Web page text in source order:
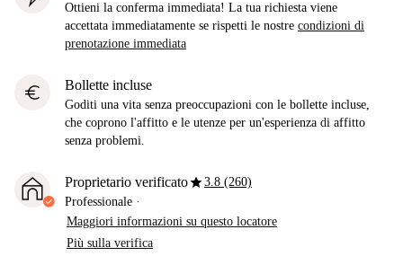
Ottieni la conferma immediata! La tua richiesta viene
accettata immediatamente se rispetti le nostre condizioni di
prenotazione immediata
euro Bollette incluse
Goditi una vita senza preoccupazioni con le bollette incluse,
che coprono l'affitto e le utenze per un'esperienza di affitto
senza problemi.
Proprietario verificatostar3.8 (260)
Professionale ·
Maggiori informazioni su questo locatore
Più sulla verifica